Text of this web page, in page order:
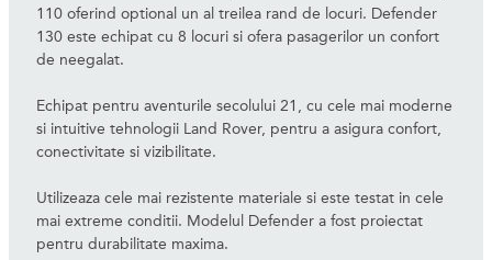
110 oferind optional un al treilea rand de locuri. Defender
130 este echipat cu 8 locuri si ofera pasagerilor un confort
de neegalat.
Echipat pentru aventurile secolului 21, cu cele mai moderne
si intuitive tehnologii Land Rover, pentru a asigura confort,
conectivitate si vizibilitate.
Utilizeaza cele mai rezistente materiale si este testat in cele
mai extreme conditii. Modelul Defender a fost proiectat
pentru durabilitate maxima.